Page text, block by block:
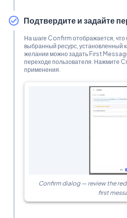
Подтвердите и задайте
На шаге Confirm отображается, что
выбранный ресурс, установленный
желании можно задать First
переходе пользователя. Нажмите
применения.
Confirm dialog — review the
first